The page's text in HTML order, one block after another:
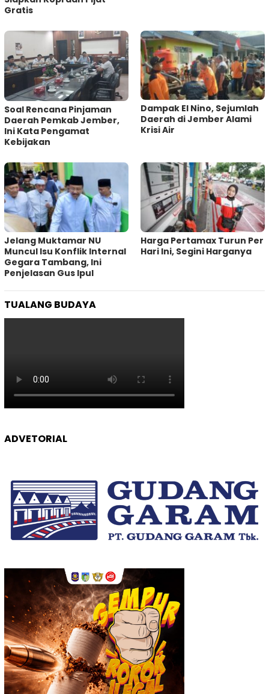
Gratis
‎Soal Rencana Pinjaman
Daerah Pemkab Jember,
Ini Kata Pengamat
Kebijakan ‎
Dampak El Nino, Sejumlah
Daerah di Jember Alami
Krisi Air
Jelang Muktamar NU
Muncul Isu Konflik Internal
Gegara Tambang, Ini
Penjelasan Gus Ipul
Harga Pertamax Turun Per
Hari Ini, Segini Harganya
TUALANG BUDAYA
ADVETORIAL